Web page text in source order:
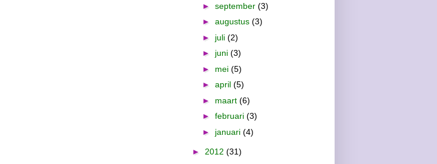
► september (3)
► augustus (3)
► juli (2)
► juni (3)
► mei (5)
► april (5)
► maart (6)
► februari (3)
► januari (4)
► 2012 (31)